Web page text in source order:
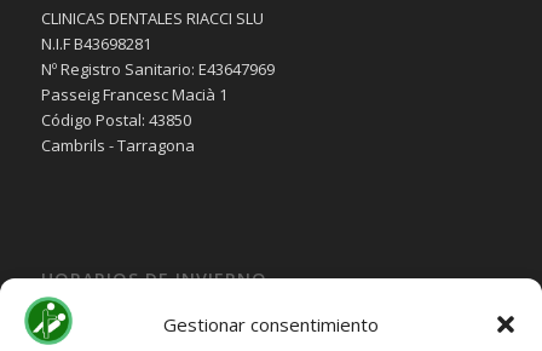
Gestionar consentimiento
CLINICAS DENTALES RIACCI SLU
N.I.F B43698281
Nº Registro Sanitario: E43647969
Passeig Francesc Macià 1
Código Postal: 43850
Cambrils - Tarragona
HORARIOS DE INVIERNO
Lunes, Martes, Jueves y Viernes: